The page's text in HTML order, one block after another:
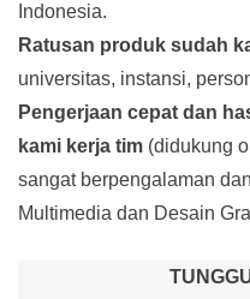
Indonesia.
Ratusan produk sudah
universitas, instansi,
Pengerjaan cepat dan
kami kerja tim (didukung
sangat berpengalaman
Multimedia dan Desain